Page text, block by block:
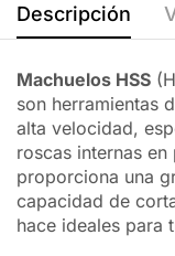
Descripción
Machuelos HSS
son herramientas
alta velocidad,
roscas internas
proporciona una
capacidad de
hace ideales para